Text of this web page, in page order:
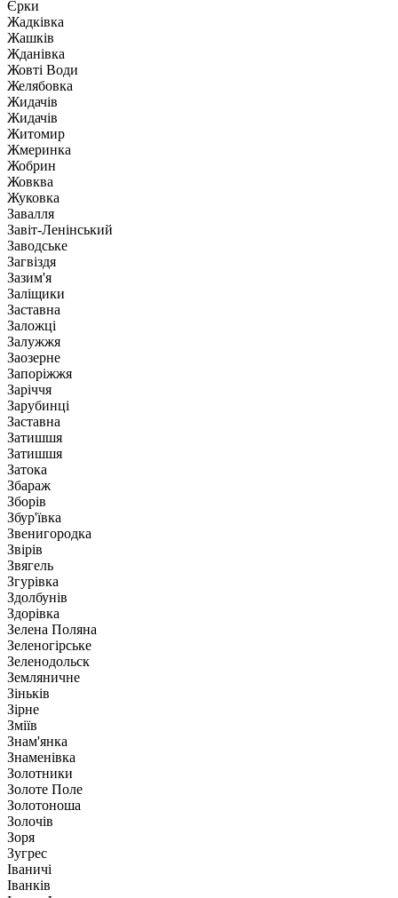
Єрки
Жадківка
Жашків
Жданівка
Жовті Води
Желябовка
Жидачів
Жидачів
Житомир
Жмеринка
Жобрин
Жовква
Жуковка
Завалля
Завіт-Ленінський
Заводське
Загвіздя
Зазим'я
Заліщики
Заставна
Заложці
Залужжя
Заозерне
Запоріжжя
Заріччя
Зарубинці
Заставна
Затишшя
Затишшя
Затока
Збараж
Зборів
Збур'ївка
Звенигородка
Звірів
Звягель
Згурівка
Здолбунів
Здорівка
Зелена Поляна
Зеленогірське
Зеленодольск
Земляничне
Зіньків
Зірне
Зміїв
Знам'янка
Знаменівка
Золотники
Золоте Поле
Золотоноша
Золочів
Зоря
Зугрес
Іваничі
Іванків